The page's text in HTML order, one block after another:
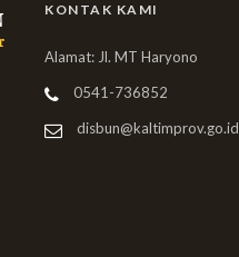
KONTAK KAMI
Alamat: Jl. MT Haryono
0541-736852
disbun@kaltimprov.go.id